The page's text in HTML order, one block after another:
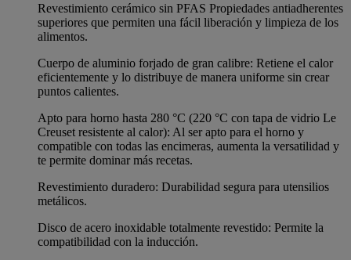
Revestimiento cerámico sin PFAS Propiedades antiadherentes
superiores que permiten una fácil liberación y limpieza de los
alimentos.
Cuerpo de aluminio forjado de gran calibre: Retiene el calor
eficientemente y lo distribuye de manera uniforme sin crear
puntos calientes.
Apto para horno hasta 280 °C (220 °C con tapa de vidrio Le
Creuset resistente al calor): Al ser apto para el horno y
compatible con todas las encimeras, aumenta la versatilidad y
te permite dominar más recetas.
Revestimiento duradero: Durabilidad segura para utensilios
metálicos.
Disco de acero inoxidable totalmente revestido: Permite la
compatibilidad con la inducción.